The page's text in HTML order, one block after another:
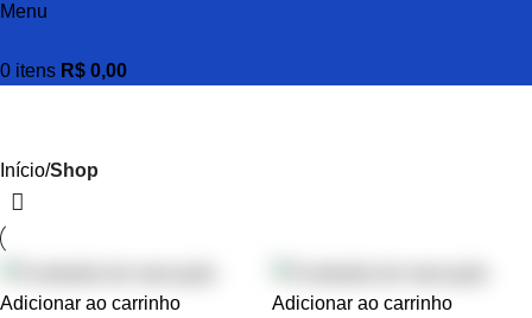
Menu
0 itens R$ 0,00
Início Shop
Adicionar ao carrinho Adicionar ao carrinho